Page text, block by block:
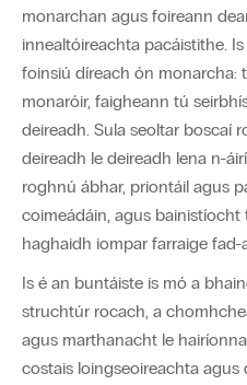
monarchan agus foireann
innealtóireachta pacáistithe.
foinsiú díreach ón monarcha:
monaróir, faigheann tú
deireadh. Sula seoltar boscaí
deireadh le deireadh lena n-
roghnú ábhar, priontáil agus
coimeádáin, agus
haghaidh iompar farraige fad-
Is é an buntáiste is mó a
struchtúr rocach, a
agus marthanacht le
costais loingseoireachta agus